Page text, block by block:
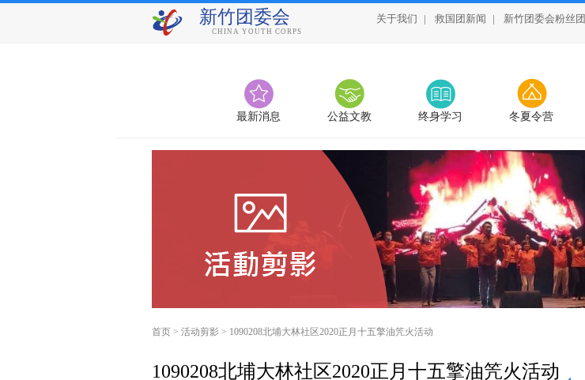
新竹团委会
CHINA YOUTH CORPS
关于我们 | 救国团新闻 | 新竹团委会粉丝团
最新消息 公益文教 终身学习 冬夏令营
首页 > 活动剪影 > 1090208北埔大林社区2020正月十五擎油笐火活动
1090208北埔大林社区2020正月十五擎油笐火活动